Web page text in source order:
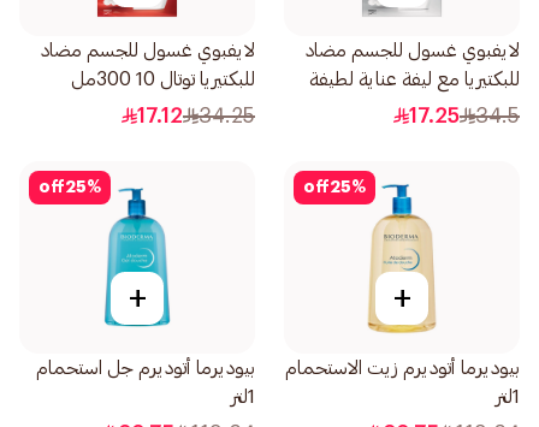
لايفبوي غسول للجسم مضاد
للبكتيريا مع ليفة عناية لطيفة
300مل
34.5
17.25
لايفبوي غسول للجسم مضاد
للبكتيريا توتال 10 300مل
34.25
17.12
25%
off
+
بيوديرما أتوديرم زيت الاستحمام
1لتر
25%
off
+
بيوديرما أتوديرم جل استحمام
1لتر